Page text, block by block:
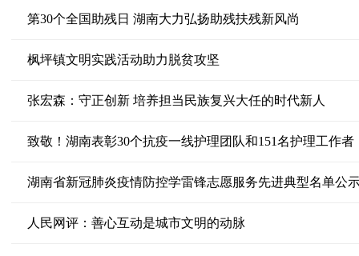
第30个全国助残日 湖南大力弘扬助残扶残新风尚
枫坪镇文明实践活动助力脱贫攻坚
张宏森：守正创新 培养担当民族复兴大任的时代新人
致敬！湖南表彰30个抗疫一线护理团队和151名护理工作者
湖南省新冠肺炎疫情防控学雷锋志愿服务先进典型名单公
人民网评：善心互动是城市文明的动脉